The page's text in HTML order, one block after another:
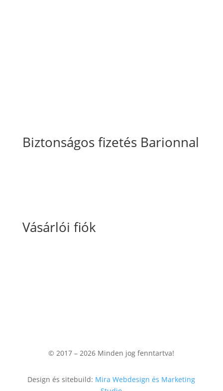
Biztonságos fizetés Barionnal
Vásárlói fiók
© 2017 – 2026 Minden jog fenntartva!
Design és sitebuild: Mira Webdesign és Marketing